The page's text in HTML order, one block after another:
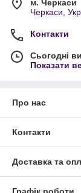
м. Черкаси
Черкаси,
Контакти
Сьогодні
Показати
Про нас
Контакти
Доставка та